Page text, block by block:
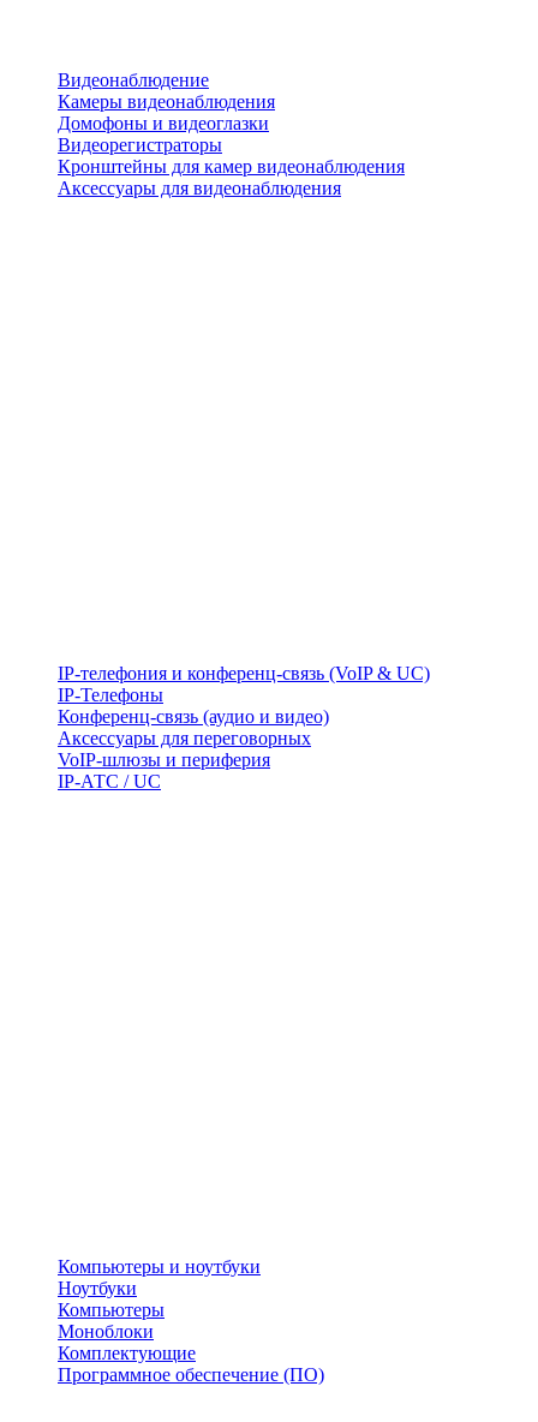
Видеонаблюдение
Камеры видеонаблюдения
Домофоны и видеоглазки
Видеорегистраторы
Кронштейны для камер видеонаблюдения
Аксессуары для видеонаблюдения
IP-телефония и конференц-связь (VoIP & UC)
IP-Телефоны
Конференц-связь (аудио и видео)
Аксессуары для переговорных
VoIP-шлюзы и периферия
IP-АТС / UC
Компьютеры и ноутбуки
Ноутбуки
Компьютеры
Моноблоки
Комплектующие
Программное обеспечение (ПО)